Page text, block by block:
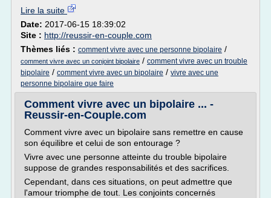
Lire la suite
Date: 2017-06-15 18:39:02
Site : http://reussir-en-couple.com
Thèmes liés : comment vivre avec une personne bipolaire /
comment vivre avec un conjoint bipolaire / comment vivre avec un trouble
bipolaire / comment vivre avec un bipolaire / vivre avec une
personne bipolaire que faire
Comment vivre avec un bipolaire ... -
Reussir-en-Couple.com
Comment vivre avec un bipolaire sans remettre en cause
son équilibre et celui de son entourage ?
Vivre avec une personne atteinte du trouble bipolaire
suppose de grandes responsabilités et des sacrifices.
Cependant, dans ces situations, on peut admettre que
l'amour triomphe de tout. Les conjoints concernés